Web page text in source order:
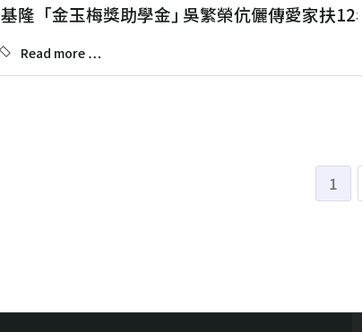
基隆「金玉梅獎助學金｣ 吳繁榮伉儷傳愛家扶12年
Read more …
1